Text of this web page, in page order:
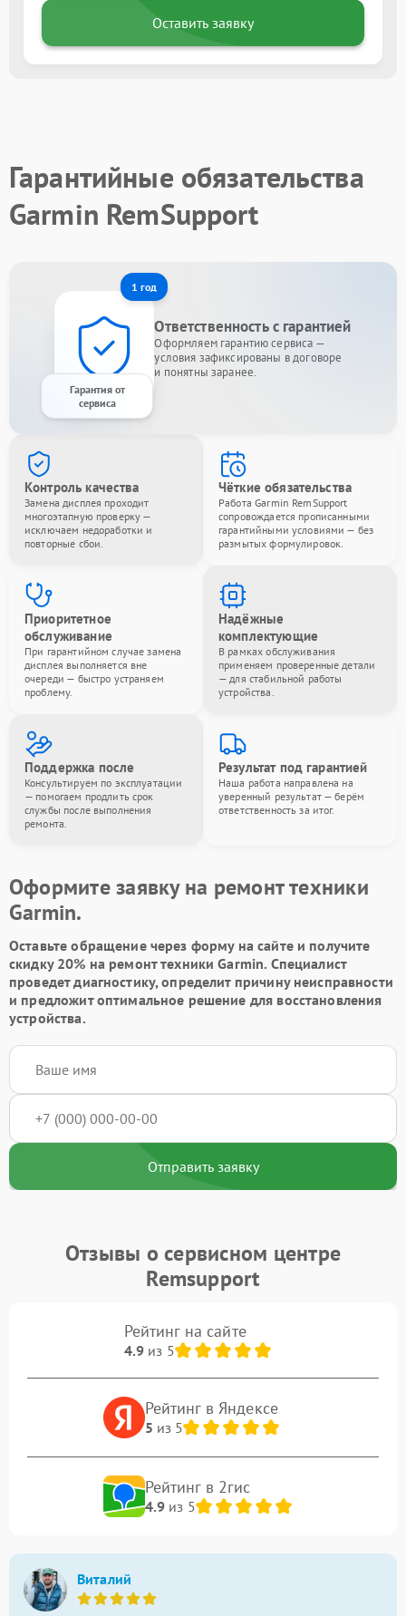
Оставить заявку
Гарантийные обязательства
Garmin RemSupport
1 год
Гарантия от
сервиса
Ответственность с гарантией
Оформляем гарантию сервиса —
условия зафиксированы в договоре
и понятны заранее.
Контроль качества
Замена дисплея проходит
многоэтапную проверку —
исключаем недоработки и
повторные сбои.
Чёткие обязательства
Работа Garmin RemSupport
сопровождается прописанными
гарантийными условиями — без
размытых формулировок.
Приоритетное
обслуживание
При гарантийном случае замена
дисплея выполняется вне
очереди — быстро устраняем
проблему.
Надёжные
комплектующие
В рамках обслуживания
применяем проверенные детали
— для стабильной работы
устройства.
Поддержка после
Консультируем по эксплуатации
— помогаем продлить срок
службы после выполнения
ремонта.
Результат под гарантией
Наша работа направлена на
уверенный результат — берём
ответственность за итог.
Оформите заявку на ремонт техники
Garmin.
Оставьте обращение через форму на сайте и получите
скидку 20% на ремонт техники Garmin. Специалист
проведет диагностику, определит причину неисправности
и предложит оптимальное решение для восстановления
устройства.
Отправить заявку
Отзывы о сервисном центре
Remsupport
Рейтинг на сайте
4.9из 5
Рейтинг в Яндексе
5 из 5
Рейтинг в 2гис
4.9из 5
Виталий